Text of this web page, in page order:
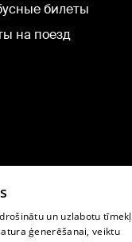
билеты
на поезд
un uzlabotu
ģenerēšanai, veiktu